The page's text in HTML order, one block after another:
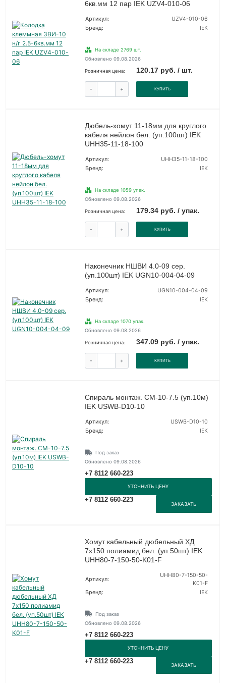
6кв.мм 12 пар IEK UZV4-010-06
Артикул:
UZV4-010-06
Бренд:
IEK
На складе 2769 шт.
Обновлено 09.08.2026
Розничная цена: 120.17 руб. / шт.
- + КУПИТЬ
Дюбель-хомут 11-18мм для круглого
кабеля нейлон бел. (уп.100шт) IEK
UHH35-11-18-100
Артикул:
UHH35-11-18-100
Бренд:
IEK
На складе 1059 упак.
Обновлено 09.08.2026
Розничная цена: 179.34 руб. / упак.
- + КУПИТЬ
Наконечник НШВИ 4.0-09 сер.
(уп.100шт) IEK UGN10-004-04-09
Артикул:
UGN10-004-04-09
Бренд:
IEK
На складе 1070 упак.
Обновлено 09.08.2026
Розничная цена: 347.09 руб. / упак.
- + КУПИТЬ
Спираль монтаж. СМ-10-7.5 (уп.10м)
IEK USWB-D10-10
Артикул:
USWB-D10-10
Бренд:
IEK
Под заказ
Обновлено 09.08.2026
+7 8112 660-223
УТОЧНИТЬ ЦЕНУ
+7 8112 660-223
ЗАКАЗАТЬ
Хомут кабельный дюбельный ХД
7х150 полиамид бел. (уп.50шт) IEK
UHH80-7-150-50-K01-F
Артикул:
UHH80-7-150-50-
K01-F
Бренд:
IEK
Под заказ
Обновлено 09.08.2026
+7 8112 660-223
УТОЧНИТЬ ЦЕНУ
+7 8112 660-223
ЗАКАЗАТЬ